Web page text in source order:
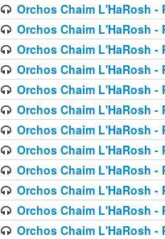
Orchos Chaim L'HaRosh -
Orchos Chaim L'HaRosh -
Orchos Chaim L'HaRosh -
Orchos Chaim L'HaRosh -
Orchos Chaim L'HaRosh -
Orchos Chaim L'HaRosh -
Orchos Chaim L'HaRosh -
Orchos Chaim L'HaRosh -
Orchos Chaim L'HaRosh -
Orchos Chaim L'HaRosh -
Orchos Chaim L'HaRosh -
Orchos Chaim L'HaRosh -